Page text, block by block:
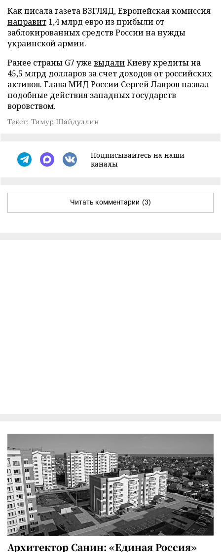
Как писала газета ВЗГЛЯД, Европейская комиссия
направит 1,4 млрд евро из прибыли от
заблокированных средств России на нужды
украинской армии.
Ранее страны G7 уже выдалиКиеву кредиты на
45,5 млрд долларов за счет доходов от российских
активов. Глава МИД России Сергей Лавров назвал
подобные действия западных государств
воровством.
Текст: Тимур Шайдуллин
Подписывайтесь на наши
каналы
Читать комментарии (3)
Архитектор Санин: «Единая Россия»